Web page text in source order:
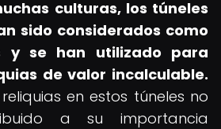
culturas, los túneles
sido considerados como
y se han utilizado para
de valor incalculable.
en estos túneles no
a su importancia